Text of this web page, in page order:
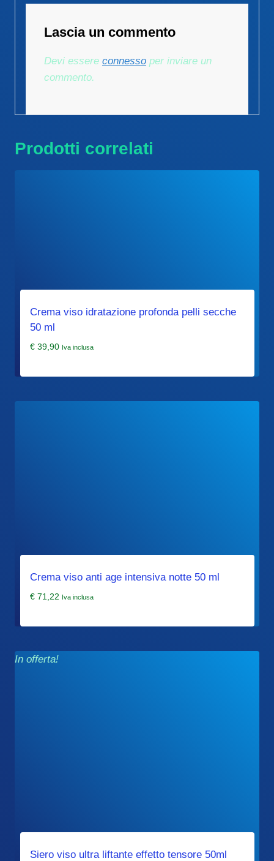
Lascia un commento
Devi essere connesso per inviare un
commento.
Prodotti correlati
Crema viso idratazione profonda pelli secche
50 ml
€39,90 Iva inclusa
Crema viso anti age intensiva notte 50 ml
€71,22 Iva inclusa
In offerta!
Siero viso ultra liftante effetto tensore 50ml